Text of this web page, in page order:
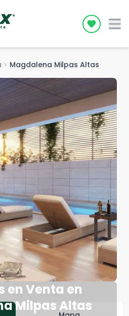
Icon
chevron_right Magdalena Milpas Altas
en Venta en
Milpas Altas